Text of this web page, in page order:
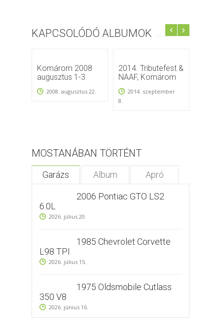
KAPCSOLÓDÓ ALBUMOK
Komárom 2008
augusztus 1-3
2008. augusztus 22.
2014. Tributefest &
NAAF, Komárom
2014. szeptember
8.
MOSTANÁBAN TÖRTÉNT
Garázs Album Apró
2006 Pontiac GTO LS2
6.0L
2026. július 20.
1985 Chevrolet Corvette
L98 TPI
2026. július 15.
1975 Oldsmobile Cutlass
350 V8
2026. június 16.